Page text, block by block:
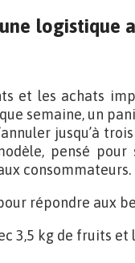
logistique
et les achats
semaine, un
jusqu’à
pensé pour
consommateurs.
répondre aux
3,5 kg de fruits et